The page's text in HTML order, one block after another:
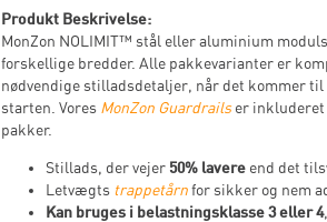
Produkt Beskrivelse:
MonZon NOLIMIT™ stål eller aluminium
forskellige bredder. Alle pakkevarianter er
nødvendige stilladsdetaljer, når det kommer
starten. Vores MonZon Guardrails er
pakker.
Stillads, der vejer 50% lavere end det
Letvægts trappetårnfor sikker og nem
Kan bruges i belastningsklasse 3 eller 4